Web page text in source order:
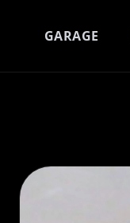
GARAGE